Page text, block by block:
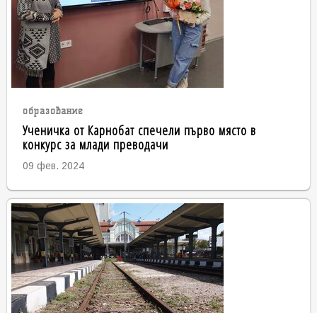
образование
Ученичка от Карнобат спечели първо място в
конкурс за млади преводачи
09 фев. 2024